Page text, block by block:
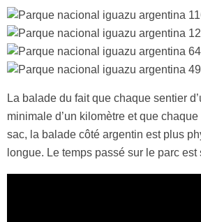
La balade du fait que chaque sentier
minimale d’un kilomètre et que
sac, la balade côté argentin est plus
longue. Le temps passé sur le parc